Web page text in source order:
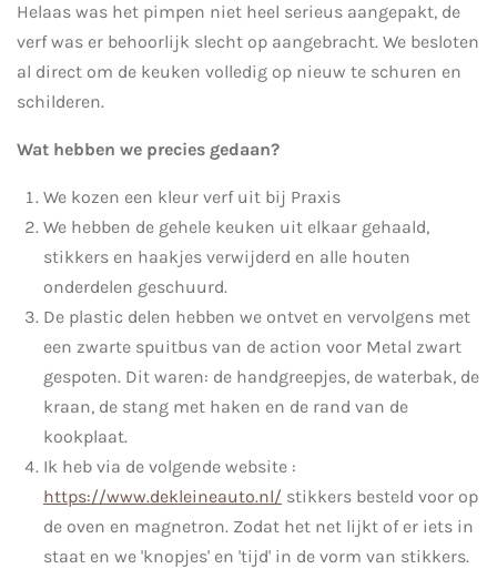
Helaas was het pimpen niet heel serieus aangepakt, de
verf was er behoorlijk slecht op aangebracht. We besloten
al direct om de keuken volledig op nieuw te schuren en
schilderen.
Wat hebben we precies gedaan?
We kozen een kleur verf uit bij Praxis
We hebben de gehele keuken uit elkaar gehaald,
stikkers en haakjes verwijderd en alle houten
onderdelen geschuurd.
De plastic delen hebben we ontvet en vervolgens met
een zwarte spuitbus van de action voor Metal zwart
gespoten. Dit waren: de handgreepjes, de waterbak, de
kraan, de stang met haken en de rand van de
kookplaat.
Ik heb via de volgende website :
https://www.dekleineauto.nl/ stikkers besteld voor op
de oven en magnetron. Zodat het net lijkt of er iets in
staat en we 'knopjes' en 'tijd' in de vorm van stikkers.